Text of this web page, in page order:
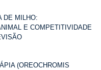
DE MILHO:
E COMPETITIVIDADE
(OREOCHROMIS